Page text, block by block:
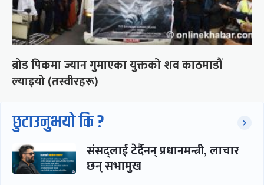
ब्रोड पिकमा ज्यान गुमाएका युक्तको शव काठमाडौं
ल्याइयो (तस्वीरहरू)
छुटाउनुभयो कि ?
संसद्लाई टेर्दैनन् प्रधानमन्त्री, लाचार
छन् सभामुख